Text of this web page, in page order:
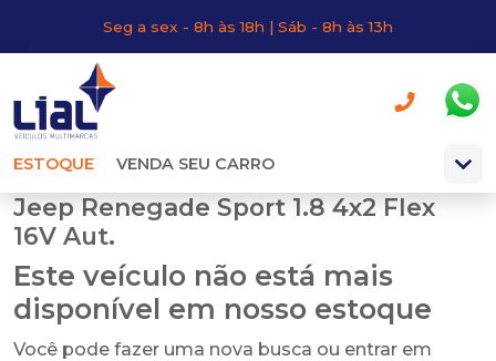
Seg a sex - 8h às 18h | Sáb - 8h às 13h
ESTOQUE VENDA SEU CARRO
Jeep Renegade Sport 1.8 4x2 Flex
16V Aut.
Este veículo não está mais
disponível em nosso estoque
Você pode fazer uma nova busca ou entrar em